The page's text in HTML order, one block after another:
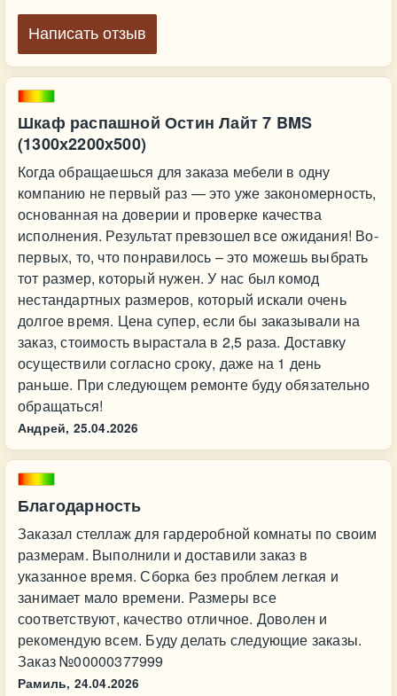
Шкаф распашной Остин Лайт 7 BMS
(1300х2200х500)
Когда обращаешься для заказа мебели в одну
компанию не первый раз — это уже закономерность,
основанная на доверии и проверке качества
исполнения. Результат превзошел все ожидания! Во-
первых, то, что понравилось – это можешь выбрать
тот размер, который нужен. У нас был комод
нестандартных размеров, который искали очень
долгое время. Цена супер, если бы заказывали на
заказ, стоимость вырастала в 2,5 раза. Доставку
осуществили согласно сроку, даже на 1 день
раньше. При следующем ремонте буду обязательно
обращаться!
Андрей, 25.04.2026
Благодарность
Заказал стеллаж для гардеробной комнаты по своим
размерам. Выполнили и доставили заказ в
указанное время. Сборка без проблем легкая и
занимает мало времени. Размеры все
соответствуют, качество отличное. Доволен и
рекомендую всем. Буду делать следующие заказы.
Заказ №00000377999
Рамиль, 24.04.2026
Написать отзыв